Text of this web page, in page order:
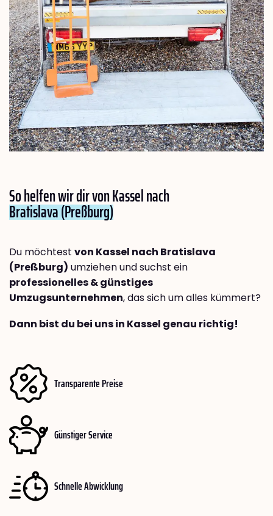
So helfen wir dir von Kassel nach
Bratislava (Preßburg)
Du möchtest von Kassel nach Bratislava
(Preßburg) umziehen und suchst ein
professionelles & günstiges
Umzugsunternehmen, das sich um alles kümmert?
Dann bist du bei uns in Kassel genau richtig!
Transparente Preise
Günstiger Service
Schnelle Abwicklung